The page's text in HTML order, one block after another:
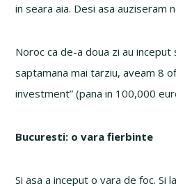
in seara aia. Desi asa auziseram
Noroc ca de-a doua zi au
saptamana mai tarziu, aveam 8
investment” (pana in 100,000
Bucuresti: o vara fierbinte
Si asa a inceput o vara de foc. Si